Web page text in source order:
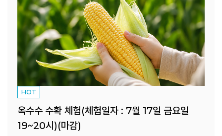
HOT
옥수수 수확 체험(체험일자 : 7월 17일 금요일
19~20시)(마감)